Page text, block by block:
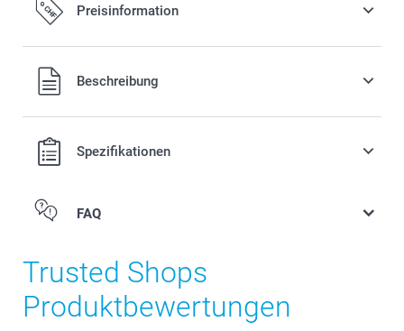
Preisinformation
Alle Preise verstehen sich in Schweizer Franken (CHF) inkl.
MwSt. und zzgl. Versandkosten.
Beschreibung
Spezifikationen
FAQ
Trusted Shops
Produktbewertungen